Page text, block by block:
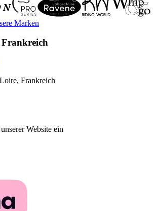
Marken
Frankreich
Website ein